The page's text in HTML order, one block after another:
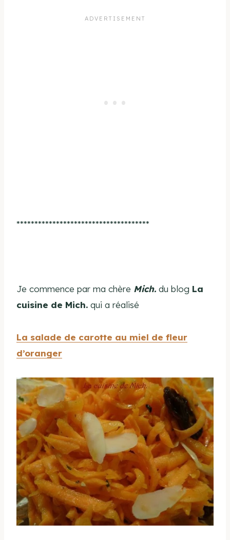
*************************************
Je commence par ma chère Mich. du blog La
cuisine de Mich. qui a réalisé
La salade de carotte au miel de fleur
d’oranger